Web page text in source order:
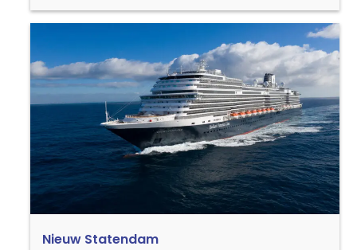
Nieuw Statendam